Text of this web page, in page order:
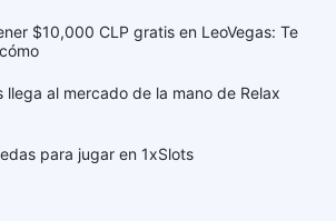
$10,000 CLP gratis en LeoVegas: Te
llega al mercado de la mano de Relax
para jugar en 1xSlots